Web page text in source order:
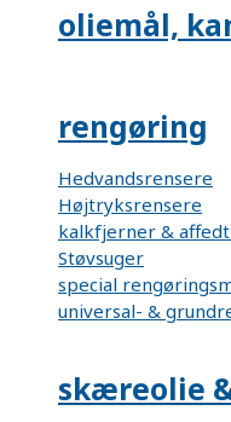
oliemål,
rengøring
Hedvandsrensere
Højtryksrensere
kalkfjerner &
Støvsuger
special
universal- &
skæreolie